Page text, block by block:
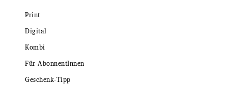
Print
Digital
Kombi
Für AbonnentInnen
Geschenk-Tipp